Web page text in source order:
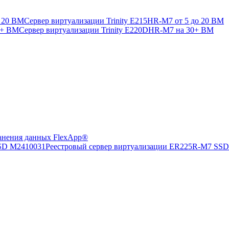
Сервер виртуализации Trinity E215HR-M7 от 5 до 20 ВМ
Сервер виртуализации Trinity E220DHR-M7 на 30+ ВМ
данных FlexApp®
Реестровый сервер виртуализации ER225R-M7